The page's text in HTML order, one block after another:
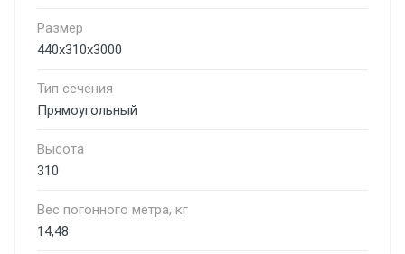
Размер
440х310х3000
Тип сечения
Прямоугольный
Высота
310
Вес погонного метра, кг
14,48